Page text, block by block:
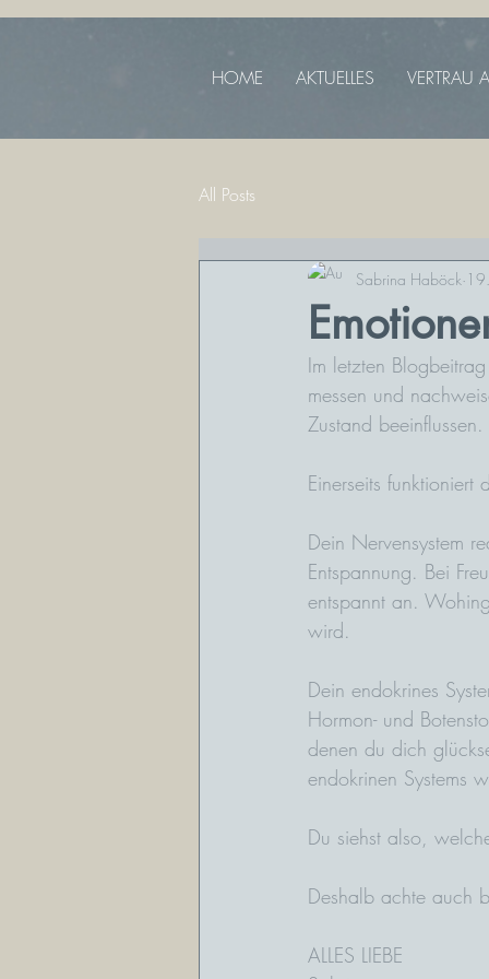
HOME AKTUELLES VERTRAU
All Posts
Sabrina Haböck
Im letzten
messen und
Zustand beeinflussen.
Einerseits
Dein Nervensystem
Entspannung. Bei
entspannt an.
wird.
Dein endokrines
Hormon- und
denen du dich
endokrinen Systems
Du siehst also,
Deshalb achte auch
ALLES LIEBE